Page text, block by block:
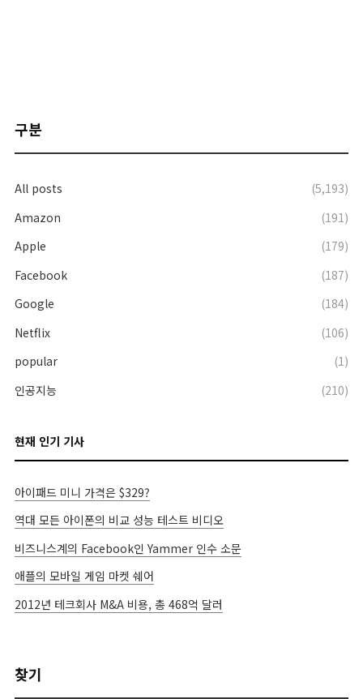
구분
All posts
(5,193)
Amazon
(191)
Apple
(179)
Facebook
(187)
Google
(184)
Netflix
(106)
popular
(1)
인공지능
(210)
현재 인기 기사
아이패드 미니 가격은 $329?
역대 모든 아이폰의 비교 성능 테스트 비디오
비즈니스계의 Facebook인 Yammer 인수 소문
애플의 모바일 게임 마켓 쉐어
2012년 테크회사 M&A 비용, 총 468억 달러
찾기